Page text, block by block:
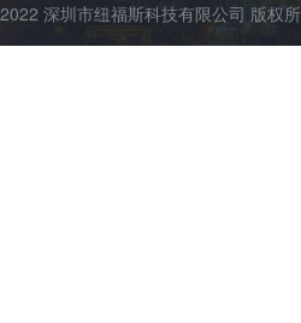
深圳市纽福斯科技有限公司 版